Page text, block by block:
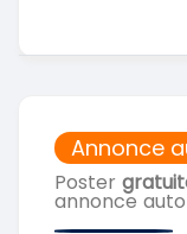
Annonce
Poster
annonce auto